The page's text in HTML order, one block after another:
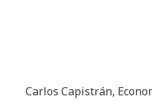
Carlos Capistrán,